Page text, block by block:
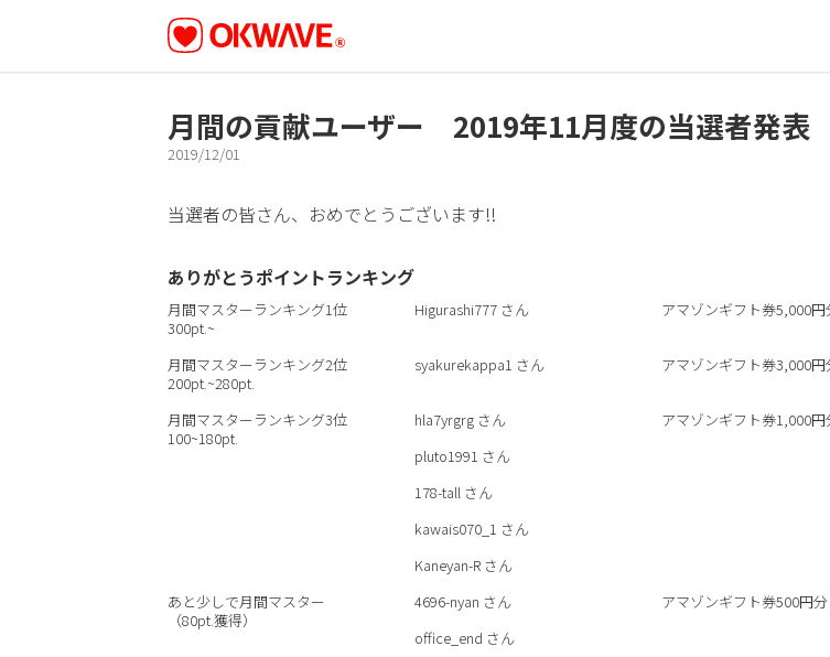
月間の貢献ユーザー 2019年11月度の当選者発表
2019/12/01
当選者の皆さん、おめでとうございます!!
ありがとうポイントランキング
月間マスターランキング1位
300pt.~
Higurashi777 さん アマゾンギフト券5,000
月間マスターランキング2位
200pt.~280pt.
syakurekappa1 さん アマゾンギフト券3,000
月間マスターランキング3位
100~180pt.
hla7yrgrg さん
アマゾンギフト券1,000円
pluto1991 さん
178-tall さん
kawais070_1 さん
Kaneyan-R さん
あと少しで月間マスター
（80pt.獲得）
4696-nyan さん
アマゾンギフト券500円分
office_end さん